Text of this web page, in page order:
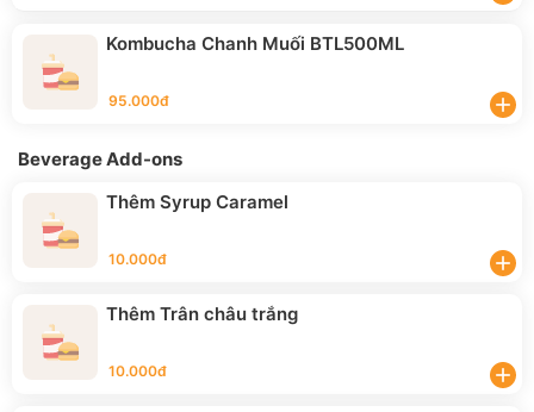
Kombucha Chanh Muối BTL500ML
95.000đ add
Beverage Add-ons
Thêm Syrup Caramel
10.000đ add
Thêm Trân châu trắng
10.000đ add